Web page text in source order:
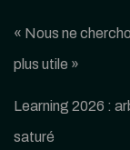
« Nous ne
plus utile »
Learning 2026 :
saturé